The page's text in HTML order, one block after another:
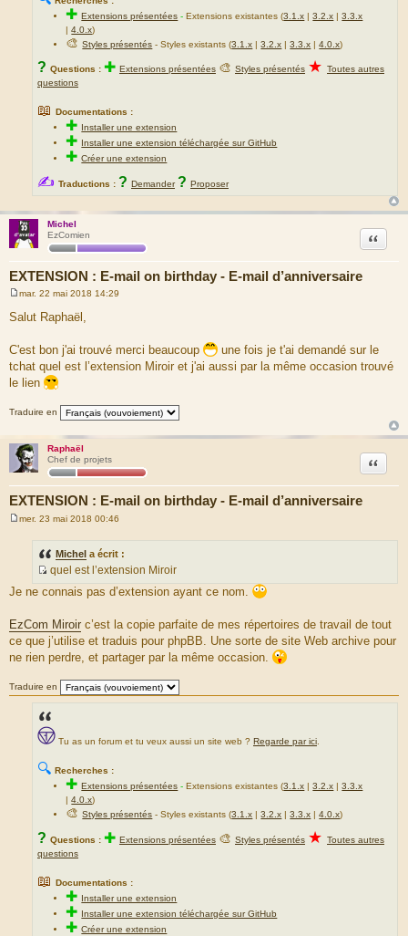
✚Extensions présentées -Extensions existantes (3.1.x |3.2.x |3.3.x
|4.0.x)
🎨Styles présentés - Styles existants (3.1.x |3.2.x |3.3.x |4.0.x)
? Questions : ✚ Extensions présentées 🎨 Styles présentés ★ Toutes autres
questions
📖 Documentations :
✚ Installer une extension
✚ Installer une extension téléchargée sur GitHub
✚Créer une extension
✍ Traductions : ? Demander ? Proposer
Michel
EzComien
EXTENSION : E-mail on birthday - E-mail d’anniversaire
Citation
e
s
a
g
e
mar. 22 mai 2018 14:29
Salut Raphaël,
C'est bon j'ai trouvé merci beaucoup
une fois je t'ai demandé sur le
tchat quel est l’extension Miroir et j'ai aussi par la même occasion trouvé
le lien
Traduire en
Raphaël
Chef de projets
EXTENSION : E-mail on birthday - E-mail d’anniversaire
Citation
e
mer. 23 mai 2018 00:46
Michel a écrit :
o
r
c
e
u
m
e
s
quel est l’extension Miroir
Je ne connais pas d’extension ayant ce nom.
EzCom Miroir c’est la copie parfaite de mes répertoires de travail de tout
ce que j’utilise et traduis pour phpBB. Une sorte de site Web archive pour
ne rien perdre, et partager par la même occasion.
Traduire en
Tu as un forum et tu veux aussi un site web ? Regarde par ici.
🔍 Recherches :
✚Extensions présentées - Extensions existantes (3.1.x |3.2.x |3.3.x
|4.0.x)
🎨Styles présentés - Styles existants (3.1.x |3.2.x |3.3.x |4.0.x)
? Questions : ✚ Extensions présentées 🎨 Styles présentés ★ Toutes autres
questions
📖 Documentations :
✚ Installer une extension
✚ Installer une extension téléchargée sur GitHub
✚Créer une extension